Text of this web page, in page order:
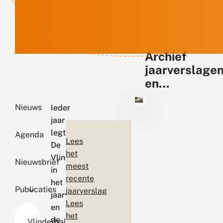
Nieuws
Agenda
Nieuwsbrief
Publicaties
Ieder
jaar
legt
De
Vlinderstichting
in
het
jaarverslag
en
de
Lees
het
meest
recente
jaarverslag
Lees
het
Archief
en